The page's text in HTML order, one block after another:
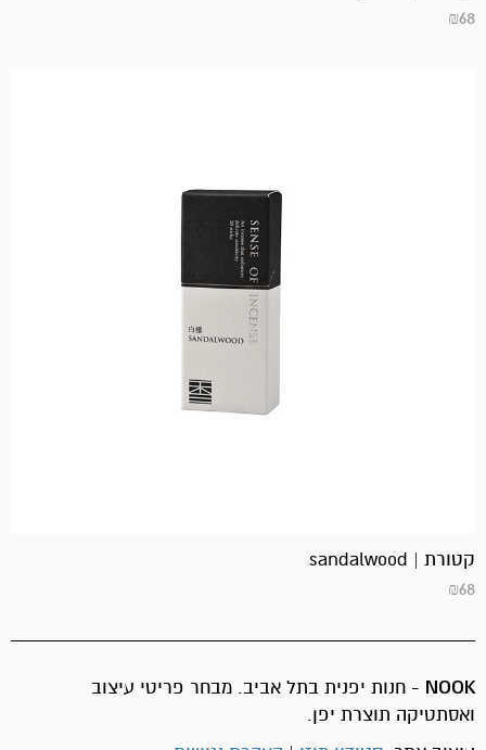
₪68
קטורת | sandalwood
₪68
NOOK - חנות יפנית בתל אביב. מבחר פריטי עיצוב
ואסתטיקה תוצרת יפן.